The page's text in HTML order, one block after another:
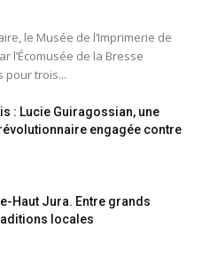
le Musée de l’Imprimerie de
l’Écomusée de la Bresse
pour trois...
: Lucie Guiragossian, une
engagée contre
Haut Jura. Entre grands
locales